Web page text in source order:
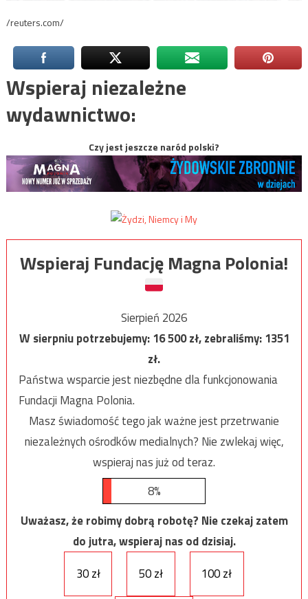
/reuters.com/
Wspieraj niezależne
wydawnictwo:
Czy jest jeszcze naród polski?
Wspieraj Fundację Magna Polonia!
Sierpień 2026
W sierpniu potrzebujemy:16 500zł, zebraliśmy:1351
zł.
Państwa wsparcie jest niezbędne dla funkcjonowania
Fundacji Magna Polonia.
Masz świadomość tego jak ważne jest przetrwanie
niezależnych ośrodków medialnych? Nie zwlekaj więc,
wspieraj nas już od teraz.
8%
Uważasz, że robimy dobrą robotę? Nie czekaj zatem
do jutra, wspieraj nas od dzisiaj.
30 zł
50 zł 100 zł